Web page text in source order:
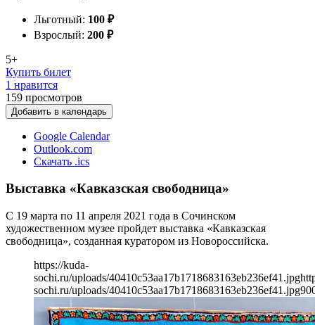
Льготный: 100 ₽
Взрослый: 200 ₽
5+
Купить билет
1 нравится
159 просмотров
Добавить в календарь
Google Calendar
Outlook.com
Скачать .ics
Выставка «Кавказская свободница»
С 19 марта по 11 апреля 2021 года в Сочинском
художественном музее пройдет выставка «Кавказская
свободница», созданная куратором из Новороссийска.
https://kuda-
sochi.ru/uploads/40410c53aa17b1718683163eb236ef41.jpg
sochi.ru/uploads/40410c53aa17b1718683163eb236ef41.jpg